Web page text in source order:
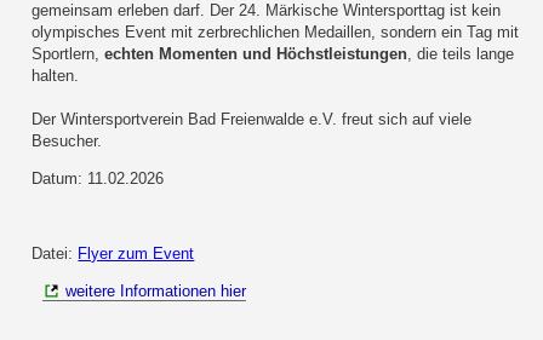
gemeinsam erleben darf. Der 24. Märkische Wintersporttag ist kein
olympisches Event mit zerbrechlichen Medaillen, sondern ein Tag mit
Sportlern,echten Momenten und Höchstleistungen, die teils lange
halten.
Der Wintersportverein Bad Freienwalde e.V. freut sich auf viele
Besucher.
Datum: 11.02.2026
Datei: Flyer zum Event
weitere Informationen hier